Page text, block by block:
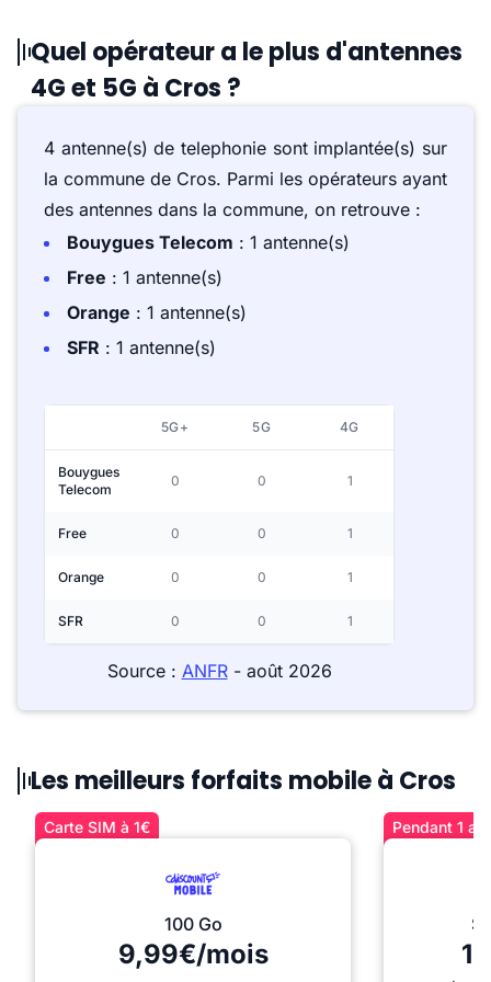
Quel opérateur a le plus d'antennes
4G et 5G à Cros ?
4 antenne(s) de telephonie sont implantée(s) sur
la commune de Cros. Parmi les opérateurs ayant
des antennes dans la commune, on retrouve :
Bouygues Telecom : 1 antenne(s)
Free : 1 antenne(s)
Orange : 1 antenne(s)
SFR : 1 antenne(s)
5G+ 5G 4G
Bouygues
Telecom
0 0 1
Free 0 0 1
Orange 0 0 1
SFR 0 0 1
Source : ANFR- août 2026
Les meilleurs forfaits mobile à Cros
Carte SIM à 1€
100 Go
9,99€/mois
Pendant 1